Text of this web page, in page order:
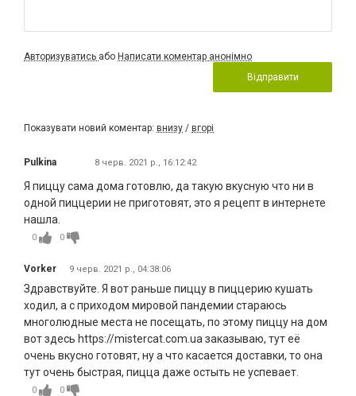
Авторизуватись або Написати коментар анонімно
Відправити
Показувати новий коментар: внизу / вгорі
Pulkina 8 черв. 2021 р., 16:12:42
Я пиццу сама дома готовлю, да такую вкусную что ни в
одной пиццерии не приготовят, это я рецепт в интернете
нашла.
0 0
Vorker 9 черв. 2021 р., 04:38:06
Здравствуйте. Я вот раньше пиццу в пиццерию кушать
ходил, а с приходом мировой пандемии стараюсь
многолюдные места не посещать, по этому пиццу на дом
вот здесь https://mistercat.com.ua заказываю, тут её
очень вкусно готовят, ну а что касается доставки, то она
тут очень быстрая, пицца даже остыть не успевает.
0 0